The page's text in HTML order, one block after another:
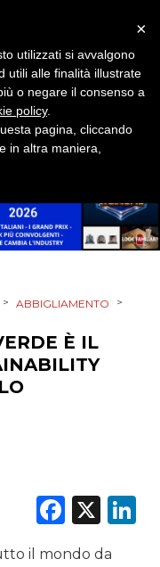
> ABBIGLIAMENTO >
È IL
X
il mondo da
×
utilizzati si avvalgono
utili alle finalità illustrate
o negare il consenso a
policy.
pagina, cliccando
in altra maniera,